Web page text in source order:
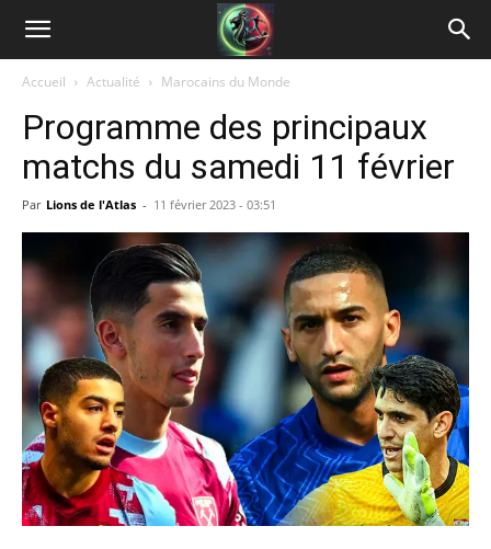
Accueil Actualité Marocains du Monde
Programme des principaux
matchs du samedi 11 février
Par Lions de l'Atlas - 11 février 2023 - 03:51